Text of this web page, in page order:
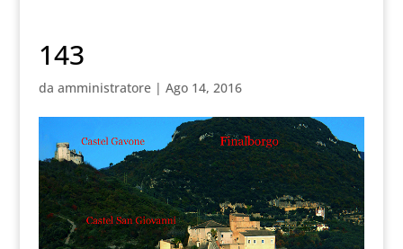
143
da amministratore| Ago 14, 2016